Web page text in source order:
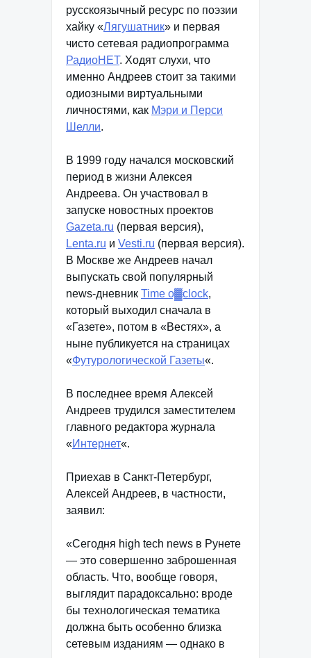
русскоязычный ресурс по поэзии
хайку «Лягушатник» и первая
чисто сетевая радиопрограмма
РадиоНЕТ. Ходят слухи, что
именно Андреев стоит за такими
одиозными виртуальными
личностями, как Мэри и Перси
Шелли.
В 1999 году начался московский
период в жизни Алексея
Андреева. Он участвовал в
запуске новостных проектов
Gazeta.ru (первая версия),
Lenta.ru и Vesti.ru (первая версия).
В Москве же Андреев начал
выпускать свой популярный
news-дневник Time o▓clock,
который выходил сначала в
«Газете», потом в «Вестях», а
ныне публикуется на страницах
«Футурологической Газеты«.
В последнее время Алексей
Андреев трудился заместителем
главного редактора журнала
«Интернет«.
Приехав в Санкт-Петербург,
Алексей Андреев, в частности,
заявил:
«Сегодня high tech news в Рунете
— это совершенно заброшенная
область. Что, вообще говоря,
выглядит парадоксально: вроде
бы технологическая тематика
должна быть особенно близка
сетевым изданиям — однако в